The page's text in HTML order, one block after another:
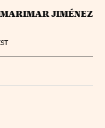
JIMÉNEZ